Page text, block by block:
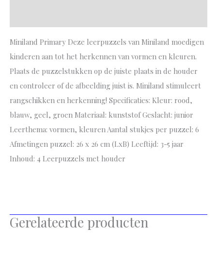
Miniland Primary Deze leerpuzzels van Miniland moedigen
kinderen aan tot het herkennen van vormen en kleuren.
Plaats de puzzelstukken op de juiste plaats in de houder
en controleer of de afbeelding juist is. Miniland stimuleert
rangschikken en herkenning! Specificaties: Kleur: rood,
blauw, geel, groen Materiaal: kunststof Geslacht: junior
Leerthema: vormen, kleuren Aantal stukjes per puzzel: 6
Afmetingen puzzel: 26 x 26 cm (LxB) Leeftijd: 3-5 jaar
Inhoud: 4 Leerpuzzels met houder
Gerelateerde producten